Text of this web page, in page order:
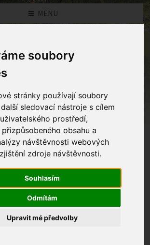
soubory
stránky používají soubory
sledovací nástroje s cílem
prostředí,
obsahu a
návštěvnosti webových
zdroje návštěvnosti.
Souhlasím
Odmítám
Upravit mé předvolby
MENU
Novinky